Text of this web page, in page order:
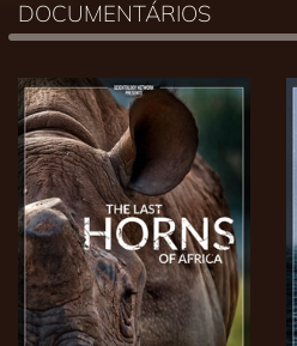
DOCUMENTÁRIOS